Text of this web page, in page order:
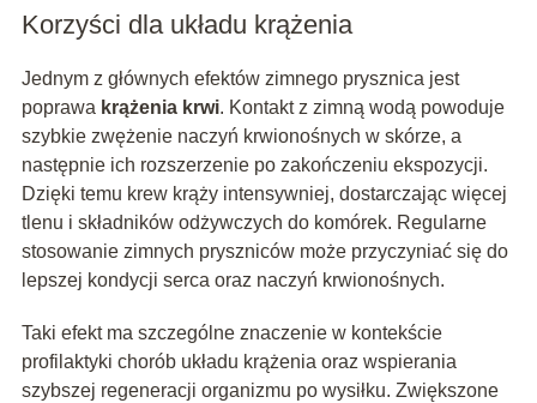
Korzyści dla układu krążenia
Jednym z głównych efektów zimnego prysznica jest
poprawa krążenia krwi. Kontakt z zimną wodą powoduje
szybkie zwężenie naczyń krwionośnych w skórze, a
następnie ich rozszerzenie po zakończeniu ekspozycji.
Dzięki temu krew krąży intensywniej, dostarczając więcej
tlenu i składników odżywczych do komórek. Regularne
stosowanie zimnych pryszniców może przyczyniać się do
lepszej kondycji serca oraz naczyń krwionośnych.
Taki efekt ma szczególne znaczenie w kontekście
profilaktyki chorób układu krążenia oraz wspierania
szybszej regeneracji organizmu po wysiłku. Zwiększone